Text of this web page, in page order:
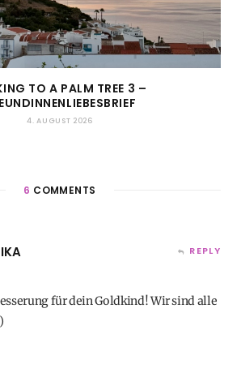
TO A PALM TREE 3 –
4. AUGUST 2026
6 COMMENTS
REPLY
für dein Goldkind! Wir sind alle